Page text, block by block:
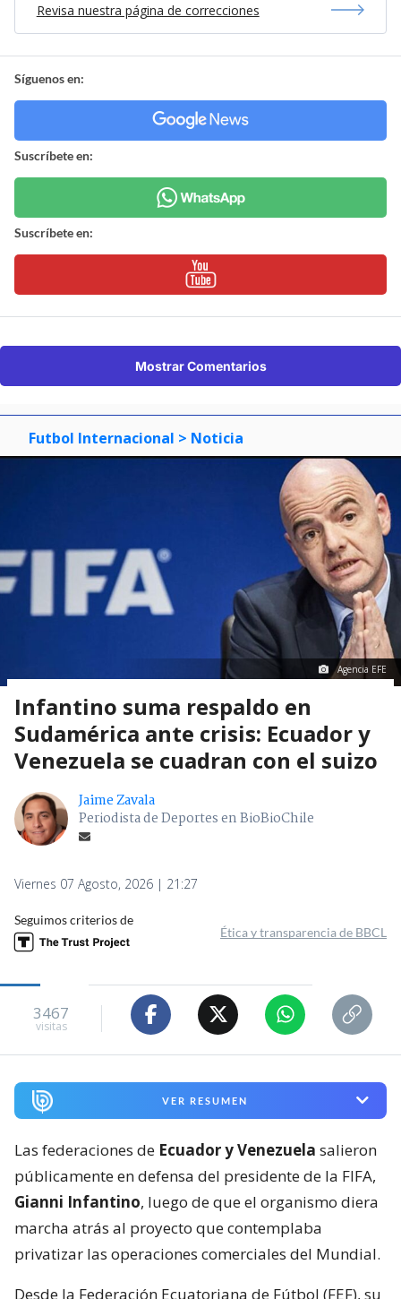
Revisa nuestra página de correcciones
Síguenos en:
Suscríbete en:
Suscríbete en:
Mostrar Comentarios
Futbol Internacional > Noticia
Agencia EFE
Infantino suma respaldo en
Sudamérica ante crisis: Ecuador y
Venezuela se cuadran con el suizo
Jaime Zavala
Periodista de Deportes en BioBioChile
Viernes 07 Agosto, 2026 | 21:27
Seguimos criterios de
Ética y transparencia de BBCL
3467
visitas
VER RESUMEN
Las federaciones de Ecuador y Venezuela salieron
públicamente en defensa del presidente de la FIFA,
Gianni Infantino, luego de que el organismo diera
marcha atrás al proyecto que contemplaba
privatizar las operaciones comerciales del Mundial.
Desde la Federación Ecuatoriana de Fútbol (FEF), su